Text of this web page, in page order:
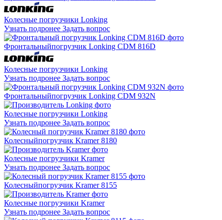
Колесные погрузчики Lonking
Узнать подронее Задать вопрос
Фронтальныйпогрузчик Lonking CDM 816D
Колесные погрузчики Lonking
Узнать подронее Задать вопрос
Фронтальныйпогрузчик Lonking CDM 932N
Колесные погрузчики Lonking
Узнать подронее Задать вопрос
Колесныйпогрузчик Kramer 8180
Колесные погрузчики Kramer
Узнать подронее Задать вопрос
Колесныйпогрузчик Kramer 8155
Колесные погрузчики Kramer
Узнать подронее Задать вопрос